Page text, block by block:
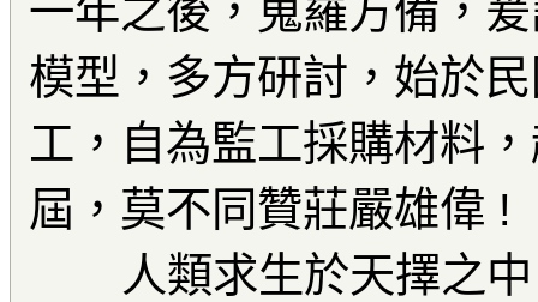
一年之後，蒐羅方備，
模型，多方研討，始於
工，自為監工採購材料
屆，莫不同贊莊嚴雄偉 !
人類求生於天擇之中